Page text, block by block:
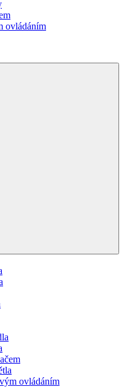
ovládáním
ovládáním